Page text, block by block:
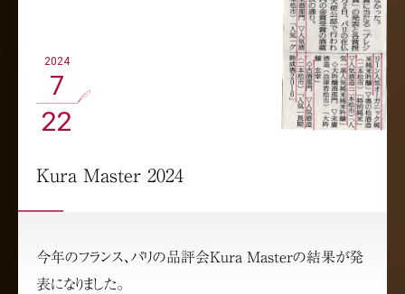
2024
7
22
Kura Master 2024
今年のフランス、パリの品評会Kura Masterの結果が発
表になりました。